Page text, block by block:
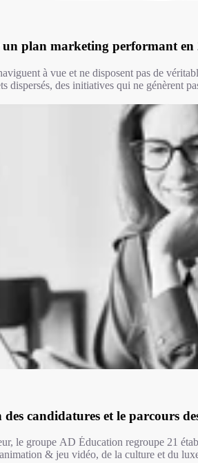
plan marketing performant en
à vue et ne disposent pas de
dispersés, des initiatives qui ne génèrent
candidatures et le parcours
le groupe AD Éducation regroupe 21
& jeu vidéo, de la culture et du